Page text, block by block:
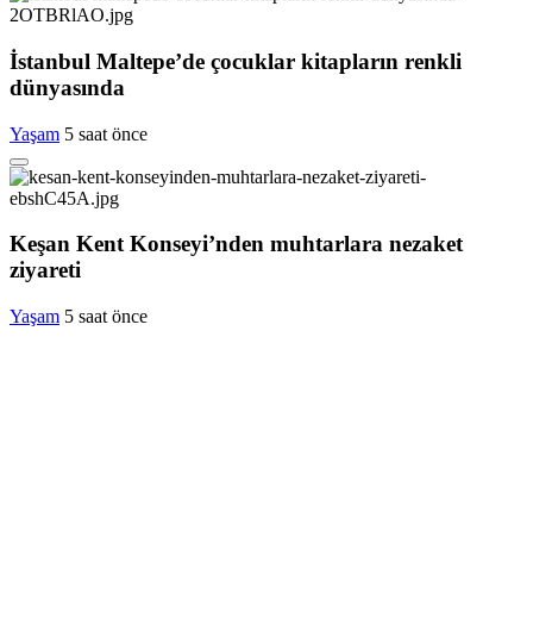
İstanbul Maltepe’de çocuklar kitapların renkli
dünyasında
Yaşam 5 saat önce
Keşan Kent Konseyi’nden muhtarlara nezaket
ziyareti
Yaşam 5 saat önce